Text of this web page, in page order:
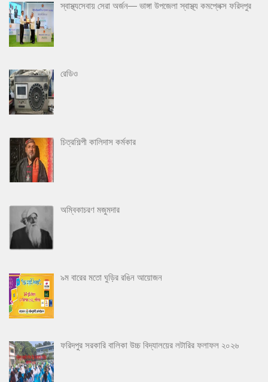
স্বাস্থ্যসেবায় সেরা অর্জন— ভাঙ্গা উপজেলা স্বাস্থ্য কমপ্লেক্স ফরিদপুর
রেডিও
চিত্রশিল্পী কালিদাস কর্মকার
অম্বিকাচরণ মজুমদার
৯ম বারের মতো ঘুড়ির রঙিন আয়োজন
ফরিদপুর সরকারি বালিকা উচ্চ বিদ্যালয়ের লটারির ফলাফল ২০২৬